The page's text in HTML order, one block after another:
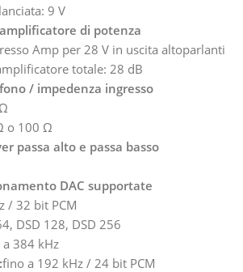
9 V
di potenza
Amp per 28 V in uscita altoparlanti
totale: 28 dB
/ impedenza ingresso
o 100 Ω
passa alto e passa basso
DAC supportate
/ 32 bit PCM
DSD 128, DSD 256
a 384 kHz
fino a 192 kHz / 24 bit PCM